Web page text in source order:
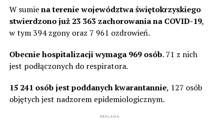
W sumiena terenie województwa świętokrzyskiego
stwierdzono już 23 363 zachorowania na COVID-19,
w tym 394 zgony oraz 7 961 ozdrowień.
Obecnie hospitalizacji wymaga 969 osób. 71 z nich
jest podłączonych do respiratora.
15 241 osób jest poddanych kwarantannie, 127 osób
objętych jest nadzorem epidemiologicznym.